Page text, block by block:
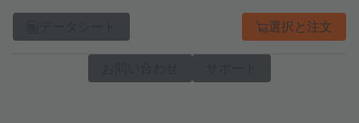
選択と注文